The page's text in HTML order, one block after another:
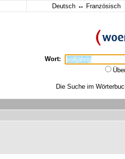
Deutsch ↔ Französisch
Wort:
Die Suche im